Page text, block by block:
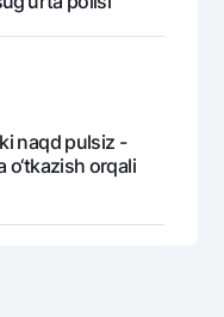
naqd pulsiz -
orqali